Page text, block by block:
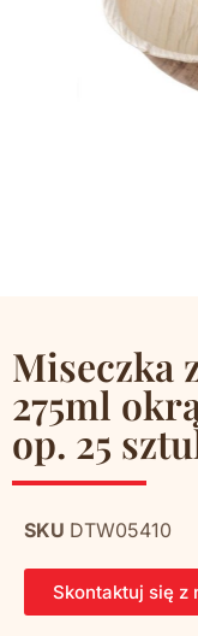
Miseczka
275ml
op. 25
SKU DTW05410
Skontaktuj się z